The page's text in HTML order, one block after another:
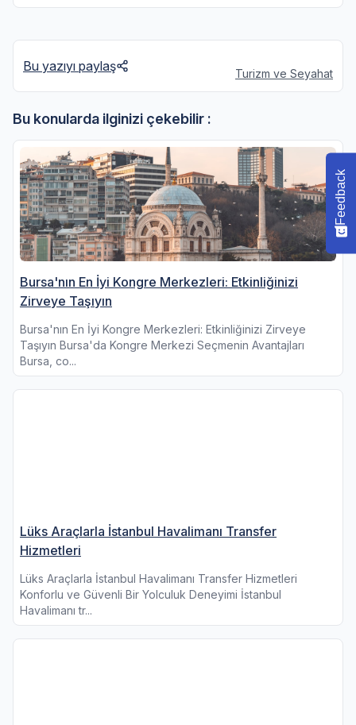
Bu yazıyı paylaş Turizm ve Seyahat
Bu konularda ilginizi çekebilir :
Bursa'nın En İyi Kongre Merkezleri: Etkinliğinizi
Zirveye Taşıyın
Bursa'nın En İyi Kongre Merkezleri: Etkinliğinizi Zirveye
Taşıyın Bursa'da Kongre Merkezi Seçmenin Avantajları
Bursa, co...
Lüks Araçlarla İstanbul Havalimanı Transfer
Hizmetleri
Lüks Araçlarla İstanbul Havalimanı Transfer Hizmetleri
Konforlu ve Güvenli Bir Yolculuk Deneyimi İstanbul
Havalimanı tr...
Feedback